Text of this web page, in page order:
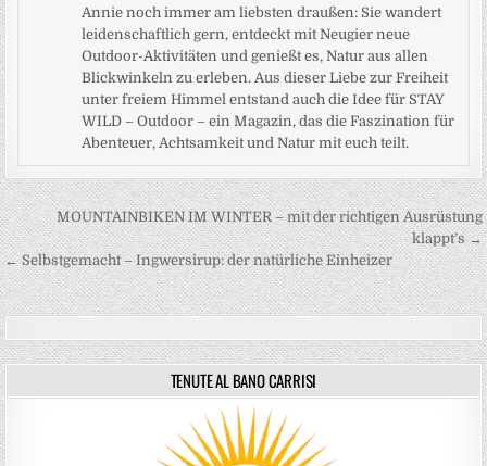
Annie noch immer am liebsten draußen: Sie wandert
leidenschaftlich gern, entdeckt mit Neugier neue
Outdoor-Aktivitäten und genießt es, Natur aus allen
Blickwinkeln zu erleben. Aus dieser Liebe zur Freiheit
unter freiem Himmel entstand auch die Idee für STAY
WILD – Outdoor – ein Magazin, das die Faszination für
Abenteuer, Achtsamkeit und Natur mit euch teilt.
Beitragsnavigation
MOUNTAINBIKEN IM WINTER – mit der richtigen Ausrüstung
klappt’s →
← Selbstgemacht – Ingwersirup: der natürliche Einheizer
TENUTE AL BANO CARRISI